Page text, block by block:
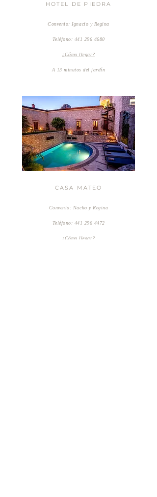
HOTEL DE PIEDRA
Convenio: Ignacio y Regina
Teléfono: 441 296 4680
¿Cómo llegar?
A 13 minutos del jardín
CASA MATEO
Convenio: Nacho y Regina
Teléfono: 441 296 4472
¿Cómo llegar?